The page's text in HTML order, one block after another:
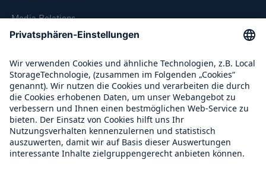
Media Relations
Compliance
Über Munich Re
Munich Re Weltweit
Cyber
Internetkriminalität
600 bn